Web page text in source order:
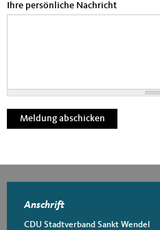
Ihre persönliche Nachricht
Anschrift
CDU Stadtverband Sankt Wendel